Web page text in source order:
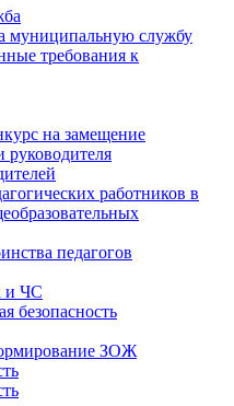
муниципальную службу
требования к
на замещение
руководителя
работников в
педагогов
и ЧС
безопасность
ЗОЖ